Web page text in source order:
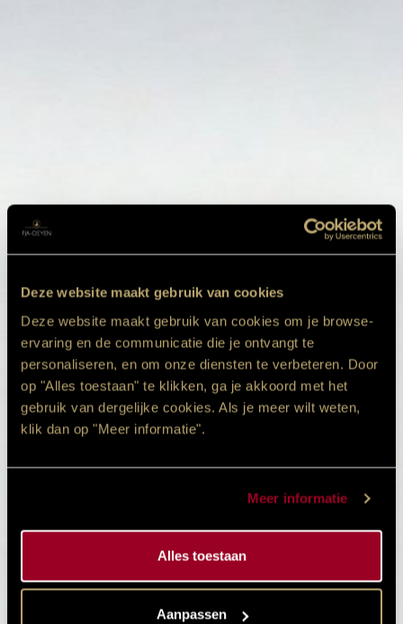
Deze website maakt gebruik van cookies
Deze website maakt gebruik van cookies om je browse-
ervaring en de communicatie die je ontvangt te
personaliseren, en om onze diensten te verbeteren. Door
op "Alles toestaan" te klikken, ga je akkoord met het
gebruik van dergelijke cookies. Als je meer wilt weten,
klik dan op "Meer informatie".
Meer informatie
Alles toestaan
Aanpassen